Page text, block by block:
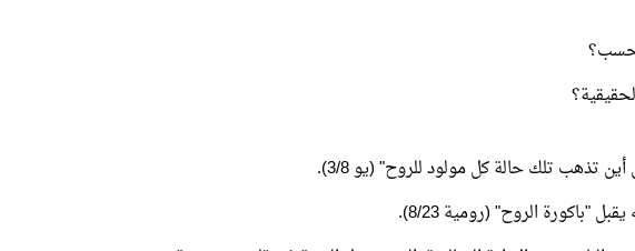
تلك حالة كل مولود للروح" (يو 3/8).
"باكورة الروح" (رومية 8/23).